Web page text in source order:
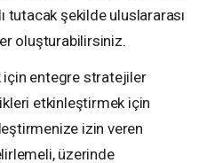
tutacak şekilde uluslararası
oluşturabilirsiniz.
için entegre stratejiler
etkinleştirmek için
izin veren
üzerinde